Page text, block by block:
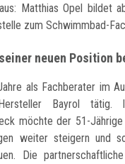
Matthias Opel bildet
zum Schwimmbad-
neuen Position
als Fachberater im
Hersteller Bayrol
möchte der 51-
weiter steigern und
Die